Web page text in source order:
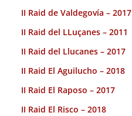
II Raid de Valdegovía – 2017
II Raid del LLuçanes – 2011
II Raid del Llucanes – 2017
II Raid El Aguilucho – 2018
II Raid El Raposo – 2017
II Raid El Risco – 2018